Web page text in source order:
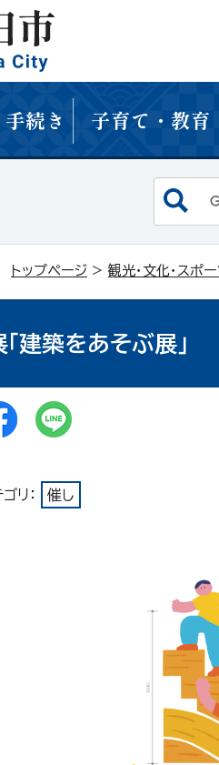
続き 子育て・教育
トップページ > 観光・文化・スポ
建築をあそぶ展」
リ： 催し